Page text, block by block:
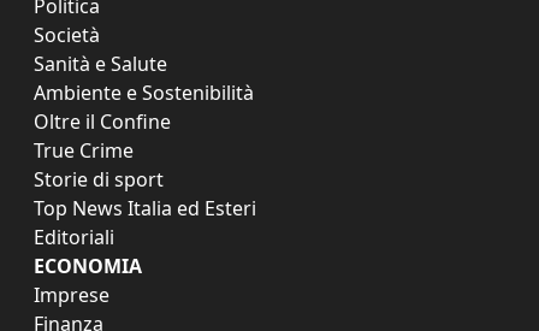
Politica
Società
Sanità e Salute
Ambiente e Sostenibilità
Oltre il Confine
True Crime
Storie di sport
Top News Italia ed Esteri
Editoriali
ECONOMIA
Imprese
Finanza